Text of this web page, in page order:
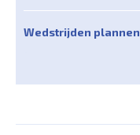
Wedstrijden plannen